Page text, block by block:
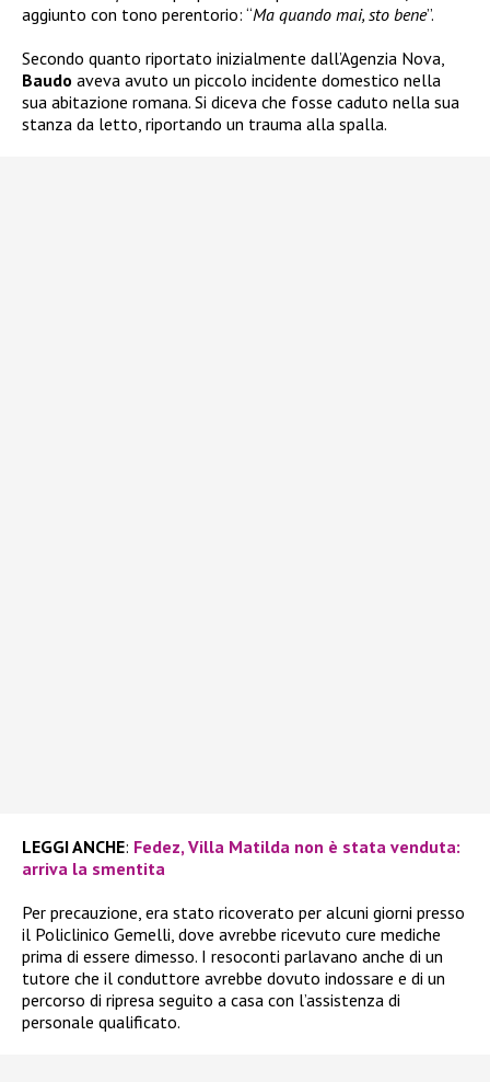
aggiunto con tono perentorio: “Ma quando mai, sto bene”.
Secondo quanto riportato inizialmente dall’Agenzia Nova,
Baudo aveva avuto un piccolo incidente domestico nella
sua abitazione romana. Si diceva che fosse caduto nella sua
stanza da letto, riportando un trauma alla spalla.
LEGGI ANCHE: Fedez, Villa Matilda non è stata venduta:
arriva la smentita
Per precauzione, era stato ricoverato per alcuni giorni presso
il Policlinico Gemelli, dove avrebbe ricevuto cure mediche
prima di essere dimesso. I resoconti parlavano anche di un
tutore che il conduttore avrebbe dovuto indossare e di un
percorso di ripresa seguito a casa con l’assistenza di
personale qualificato.